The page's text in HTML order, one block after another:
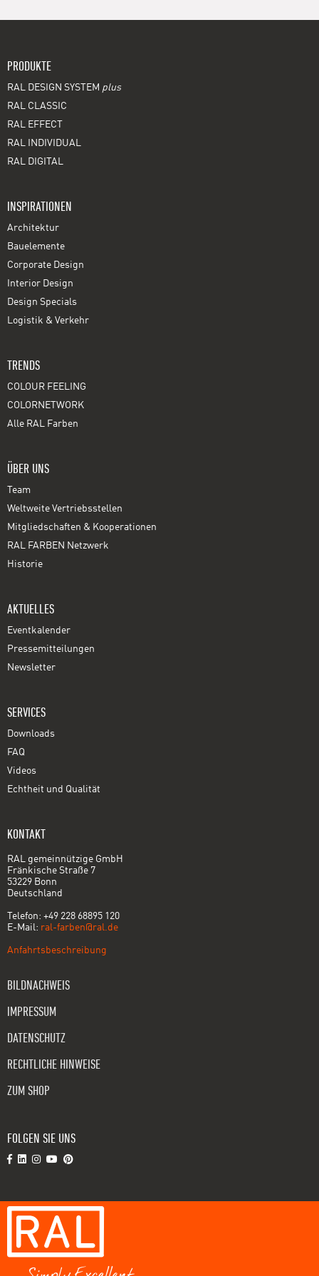
PRODUKTE
RAL DESIGN SYSTEM plus
RAL CLASSIC
RAL EFFECT
RAL INDIVIDUAL
RAL DIGITAL
INSPIRATIONEN
Architektur
Bauelemente
Corporate Design
Interior Design
Design Specials
Logistik & Verkehr
TRENDS
COLOUR FEELING
COLORNETWORK
Alle RAL Farben
ÜBER UNS
Team
Weltweite Vertriebsstellen
Mitgliedschaften & Kooperationen
RAL FARBEN Netzwerk
Historie
AKTUELLES
Eventkalender
Pressemitteilungen
Newsletter
SERVICES
Downloads
FAQ
Videos
Echtheit und Qualität
KONTAKT
RAL gemeinnützige GmbH
Fränkische Straße 7
53229 Bonn
Deutschland
Telefon: +49 228 68895 120
E-Mail: ral-farben@ral.de
Anfahrtsbeschreibung
BILDNACHWEIS
IMPRESSUM
DATENSCHUTZ
RECHTLICHE HINWEISE
ZUM SHOP
FOLGEN SIE UNS